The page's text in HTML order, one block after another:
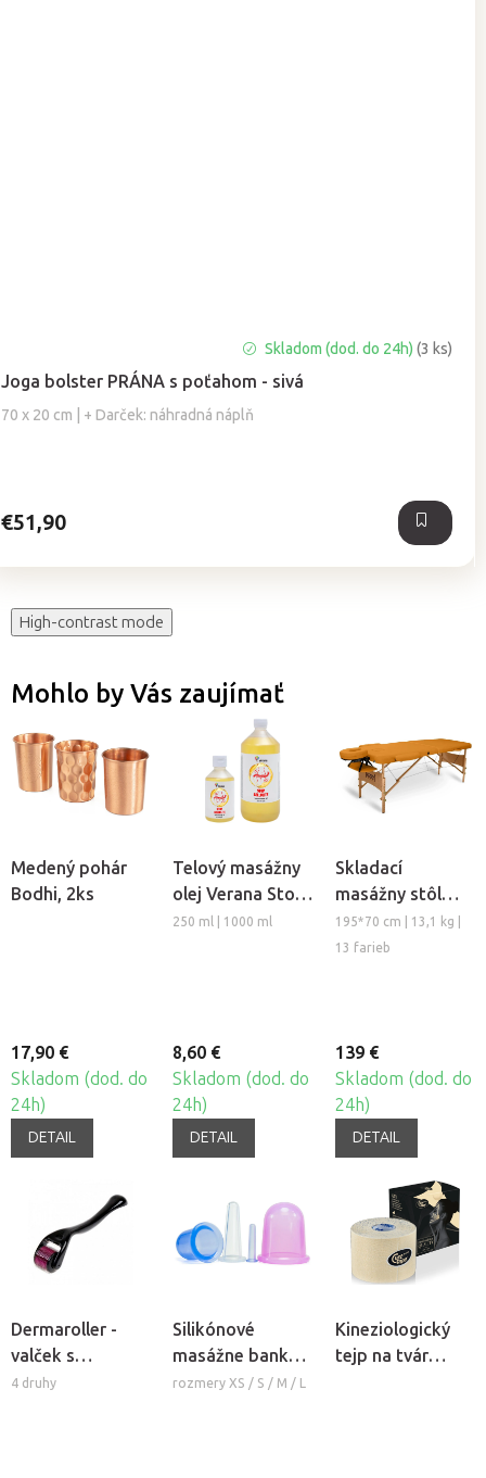
Joga bolster PRÁNA s poťahom - sivá
70 x 20 cm | + Darček: náhradná náplň
hodnotenie
produktu
je
Skladom (dod. do 24h)(3 ks)
€51,90
High-contrast mode
Mohlo by Vás zaujímať
Medený pohár
Bodhi, 2ks
17,90 €
Skladom (dod. do
24h)
DETAIL
Telový masážny
olej Verana Stop
Celulitíde
250 ml | 1000 ml
8,60 €
Skladom (dod. do
24h)
DETAIL
Skladací
masážny stôl
TANDEM Basic-2
195*70 cm | 13,1 kg |
13 farieb
139 €
Skladom (dod. do
24h)
DETAIL
Dermaroller -
valček s
mikroihlami
4 druhy
Silikónové
masážne banky
Fabulo Bell
rozmery XS / S / M / L
Kineziologický
tejp na tvár